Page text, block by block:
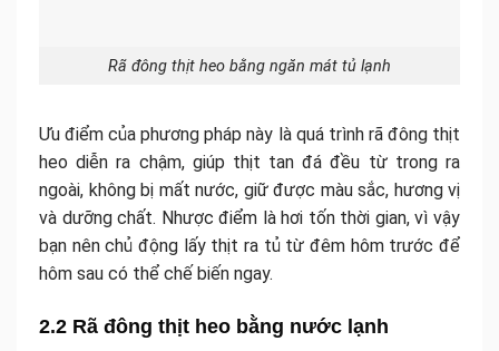
Rã đông thịt heo bằng ngăn mát tủ lạnh
Ưu điểm của phương pháp này là quá trình rã đông thịt
heo diễn ra chậm, giúp thịt tan đá đều từ trong ra
ngoài, không bị mất nước, giữ được màu sắc, hương vị
và dưỡng chất. Nhược điểm là hơi tốn thời gian, vì vậy
bạn nên chủ động lấy thịt ra tủ từ đêm hôm trước để
hôm sau có thể chế biến ngay.
2.2 Rã đông thịt heo bằng nước lạnh